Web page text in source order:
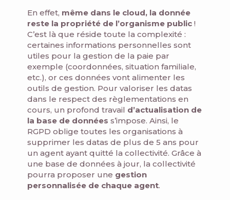
En effet, même dans le cloud, la donnée
reste la propriété de l’organisme public !
C’est là que réside toute la complexité :
certaines informations personnelles sont
utiles pour la gestion de la paie par
exemple (coordonnées, situation familiale,
etc.), or ces données vont alimenter les
outils de gestion. Pour valoriser les datas
dans le respect des règlementations en
cours, un profond travail d’actualisation de
la base de données s’impose. Ainsi, le
RGPD oblige toutes les organisations à
supprimer les datas de plus de 5 ans pour
un agent ayant quitté la collectivité. Grâce à
une base de données à jour, la collectivité
pourra proposer une gestion
personnalisée de chaque agent.